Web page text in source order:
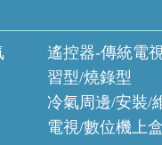
遙控器-傳統電
習型/燒錄型
冷氣周邊/安裝/
電視/數位機上